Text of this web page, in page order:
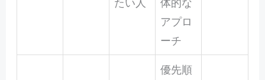
アプロ
ーチ
優先順